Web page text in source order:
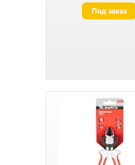
Под заказ